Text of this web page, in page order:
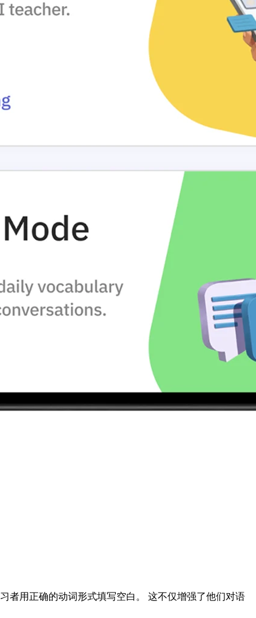
者用正确的动词形式填写空白。 这不仅增强了他们对语